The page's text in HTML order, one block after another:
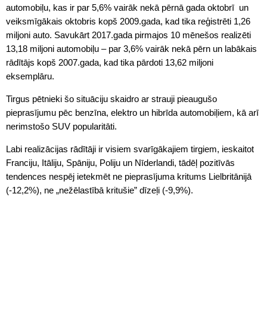
automobiļu, kas ir par 5,6% vairāk nekā pērnā gada oktobrī un
veiksmīgākais oktobris kopš 2009.gada, kad tika reģistrēti 1,26
miljoni auto. Savukārt 2017.gada pirmajos 10 mēnešos realizēti
13,18 miljoni automobiļu – par 3,6% vairāk nekā pērn un labākais
rādītājs kopš 2007.gada, kad tika pārdoti 13,62 miljoni
eksemplāru.
Tirgus pētnieki šo situāciju skaidro ar strauji pieaugušo
pieprasījumu pēc benzīna, elektro un hibrīda automobiļiem, kā arī
nerimstošo SUV popularitāti.
Labi realizācijas rādītāji ir visiem svarīgākajiem tirgiem, ieskaitot
Franciju, Itāliju, Spāniju, Poliju un Nīderlandi, tādēļ pozitīvās
tendences nespēj ietekmēt ne pieprasījuma kritums Lielbritānijā
(-12,2%), ne „nežēlastībā kritušie” dīzeļi (-9,9%).